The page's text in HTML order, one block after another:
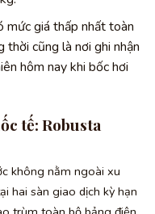
mức giá thấp nhất toàn
cũng là nơi ghi nhận
hôm nay khi bốc hơi
tế: Robusta
không nằm ngoài xu
hai sàn giao dịch kỳ hạn